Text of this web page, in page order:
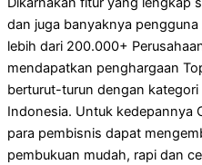
dan juga banyaknya
lebih dari 200.000+
mendapatkan penghargaan
berturut-turun dengan
Indonesia. Untuk kedepannya
para pembisnis dapat
pembukuan mudah, rapi dan